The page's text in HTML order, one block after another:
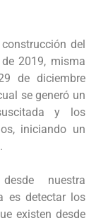
del
2019, misma
de diciembre
se generó un
y los
iniciando un
nuestra
es detectar los
existen desde